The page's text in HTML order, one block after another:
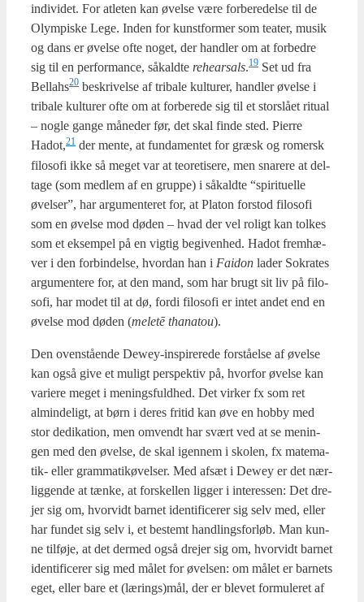
indi­vi­det. For atle­ten kan øvel­se være for­be­re­del­se til de
Olym­pi­ske Lege. Inden for kunst­for­mer som tea­ter, musik
og dans er øvel­se ofte noget, der hand­ler om at for­bed­re
sig til en per­for­man­ce, såkald­te rehear­sals.19 Set ud fra
Bellahs20 beskri­vel­se af tri­ba­le kul­tu­rer, hand­ler øvel­se i
tri­ba­le kul­tu­rer ofte om at for­be­re­de sig til et stor­slå­et ritu­al
– nog­le gan­ge måne­der før, det skal fin­de sted. Pier­re
Hadot,21 der men­te, at fun­da­men­tet for græsk og romersk
filo­so­fi ikke så meget var at teo­re­ti­se­re, men sna­re­re at del­
ta­ge (som med­lem af en grup­pe) i såkald­te “spi­ri­tu­el­le
øvel­ser”, har argu­men­te­ret for, at Pla­ton for­stod filo­so­fi
som en øvel­se mod døden – hvad der vel roligt kan tol­kes
som et eksem­pel på en vig­tig begi­ven­hed. Hadot frem­hæ­
ver i den for­bin­del­se, hvor­dan han i Fai­don lader Sokra­tes
argu­men­te­re for, at den mand, som har brugt sit liv på filo­
so­fi, har modet til at dø, for­di filo­so­fi er intet andet end en
øvel­se mod døden (meletē tha­na­tou).
Den oven­stå­en­de Dewey-inspi­re­re­de for­stå­el­se af øvel­se
kan også give et muligt per­spek­tiv på, hvor­for øvel­se kan
vari­e­re meget i menings­fuld­hed. Det vir­ker fx som ret
almin­de­ligt, at børn i deres fri­tid kan øve en hob­by med
stor dedi­ka­tion, men omvendt har svært ved at se menin­
gen med den øvel­se, de skal igen­nem i sko­len, fx mate­ma­
tik- eller gram­ma­ti­kø­vel­ser. Med afsæt i Dewey er det nær­
lig­gen­de at tæn­ke, at for­skel­len lig­ger i inter­es­sen: Det dre­
jer sig om, hvor­vidt bar­net iden­ti­fi­ce­rer sig selv med, eller
har fun­det sig selv i, et bestemt hand­lings­for­løb. Man kun­
ne til­fø­je, at det der­med også dre­jer sig om, hvor­vidt bar­net
iden­ti­fi­ce­rer sig med målet for øvel­sen: om målet er bar­nets
eget, eller bare et (lærings)mål, der er ble­vet for­mu­le­ret af